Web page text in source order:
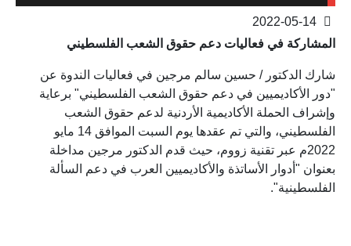
المشاركة في فعاليات دعم حقوق الشعب الفلسطيني
شارك الدكتور / حسين سالم مرجين في فعاليات الندوة عن
"دور الأكاديميين في دعم حقوق الشعب الفلسطيني" برعاية
وإشراف الحملة الأكاديمية الأردنية لدعم حقوق الشعب
الفلسطيني، والتي تم عقدها يوم السبت الموافق 14 مايو
2022م عبر تقنية زووم، حيث قدم الدكتور مرجين مداخلة
بعنوان "أدوار الأساتذة والأكاديميين العرب في دعم السألة
الفلسطينية".